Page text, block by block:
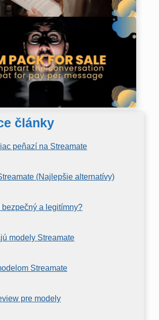
články
peňazí na Streamate
(Najlepšie alternatívy)
bezpečný a legitímny?
modely Streamate
Streamate
pre modely